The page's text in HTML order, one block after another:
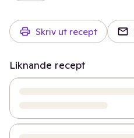
Skriv ut recept
Liknande recept